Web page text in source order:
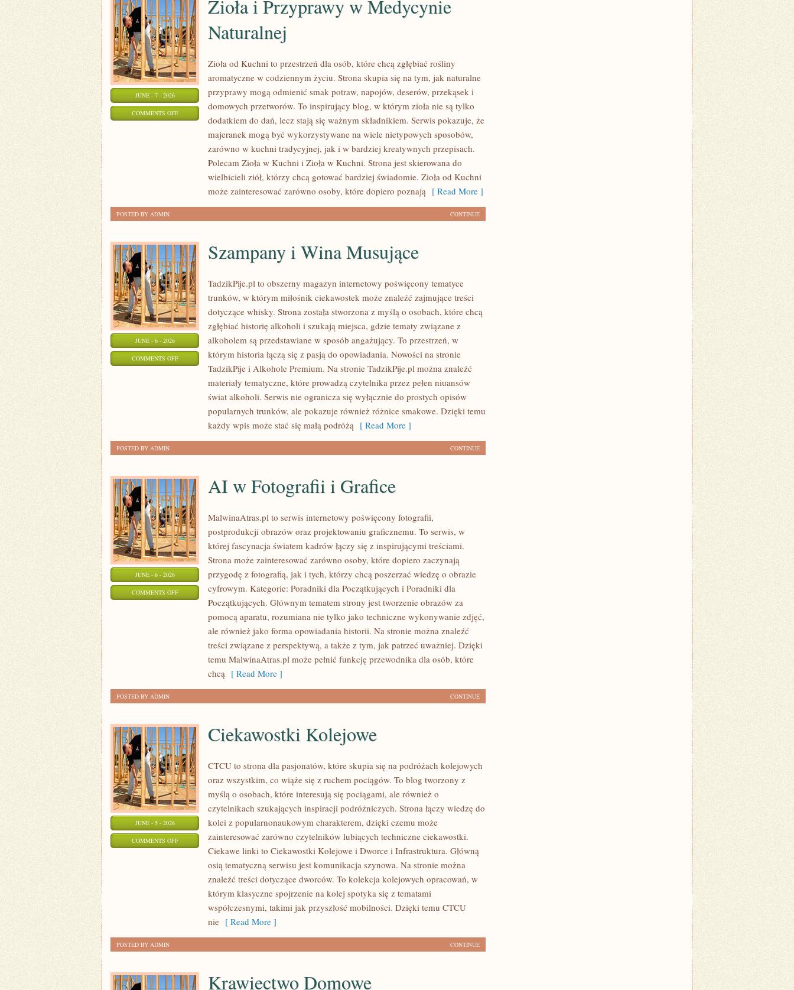
JUNE - 7 - 2026
COMMENTS OFFON
Zioła i Przyprawy w Medycynie
Naturalnej
Zioła od Kuchni to przestrzeń dla osób, które chcą zgłębiać rośliny
aromatyczne w codziennym życiu. Strona skupia się na tym, jak naturalne
przyprawy mogą odmienić smak potraw, napojów, deserów, przekąsek i
domowych przetworów. To inspirujący blog, w którym zioła nie są tylko
dodatkiem do dań, lecz stają się ważnym składnikiem. Serwis pokazuje, że
majeranek mogą być wykorzystywane na wiele nietypowych sposobów,
zarówno w kuchni tradycyjnej, jak i w bardziej kreatywnych przepisach.
Polecam Zioła w Kuchni i Zioła w Kuchni. Strona jest skierowana do
wielbicieli ziół, którzy chcą gotować bardziej świadomie. Zioła od Kuchni
może zainteresować zarówno osoby, które dopiero poznają [ Read More ]
CONTINUE
POSTED BY ADMIN
JUNE - 6 - 2026
COMMENTS OFFON
SZAMPANY
Szampany i Wina Musujące
TadzikPije.pl to obszerny magazyn internetowy poświęcony tematyce
trunków, w którym miłośnik ciekawostek może znaleźć zajmujące treści
dotyczące whisky. Strona została stworzona z myślą o osobach, które chcą
zgłębiać historię alkoholi i szukają miejsca, gdzie tematy związane z
alkoholem są przedstawiane w sposób angażujący. To przestrzeń, w
którym historia łączą się z pasją do opowiadania. Nowości na stronie
TadzikPije i Alkohole Premium. Na stronie TadzikPije.pl można znaleźć
materiały tematyczne, które prowadzą czytelnika przez pełen niuansów
świat alkoholi. Serwis nie ogranicza się wyłącznie do prostych opisów
popularnych trunków, ale pokazuje również różnice smakowe. Dzięki temu
każdy wpis może stać się małą podróżą [ Read More ]
CONTINUE
POSTED BY ADMIN
JUNE - 6 - 2026
COMMENTS OFFON
FOTOGRAFII
AI w Fotografii i Grafice
MalwinaAtras.pl to serwis internetowy poświęcony fotografii,
postprodukcji obrazów oraz projektowaniu graficznemu. To serwis, w
której fascynacja światem kadrów łączy się z inspirującymi treściami.
Strona może zainteresować zarówno osoby, które dopiero zaczynają
przygodę z fotografią, jak i tych, którzy chcą poszerzać wiedzę o obrazie
cyfrowym. Kategorie: Poradniki dla Początkujących i Poradniki dla
Początkujących. Głównym tematem strony jest tworzenie obrazów za
pomocą aparatu, rozumiana nie tylko jako techniczne wykonywanie zdjęć,
ale również jako forma opowiadania historii. Na stronie można znaleźć
treści związane z perspektywą, a także z tym, jak patrzeć uważniej. Dzięki
temu MalwinaAtras.pl może pełnić funkcję przewodnika dla osób, które
chcą [ Read More ]
CONTINUE
POSTED BY ADMIN
JUNE - 5 - 2026
COMMENTS OFFON
CIEKAWOSTKI
Ciekawostki Kolejowe
CTCU to strona dla pasjonatów, które skupia się na podróżach kolejowych
oraz wszystkim, co wiąże się z ruchem pociągów. To blog tworzony z
myślą o osobach, które interesują się pociągami, ale również o
czytelnikach szukających inspiracji podróżniczych. Strona łączy wiedzę do
kolei z popularnonaukowym charakterem, dzięki czemu może
zainteresować zarówno czytelników lubiących techniczne ciekawostki.
Ciekawe linki to Ciekawostki Kolejowe i Dworce i Infrastruktura. Główną
osią tematyczną serwisu jest komunikacja szynowa. Na stronie można
znaleźć treści dotyczące dworców. To kolekcja kolejowych opracowań, w
którym klasyczne spojrzenie na kolej spotyka się z tematami
współczesnymi, takimi jak przyszłość mobilności. Dzięki temu CTCU
nie [ Read More ]
CONTINUE
POSTED BY ADMIN
Krawiectwo Domowe